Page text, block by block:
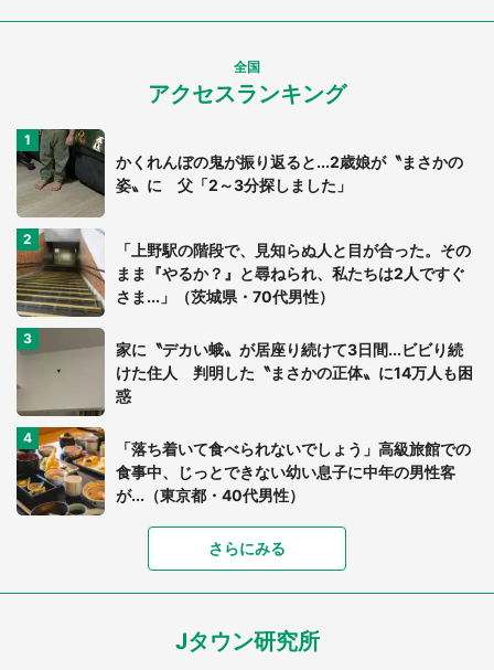
全国
アクセスランキング
かくれんぼの鬼が振り返ると...2歳娘が〝まさかの
姿〟に 父「2～3分探しました」
「上野駅の階段で、見知らぬ人と目が合った。その
まま『やるか？』と尋ねられ、私たちは2人ですぐ
さま...」（茨城県・70代男性）
家に〝デカい蛾〟が居座り続けて3日間...ビビり続
けた住人 判明した〝まさかの正体〟に14万人も困
惑
「落ち着いて食べられないでしょう」高級旅館での
食事中、じっとできない幼い息子に中年の男性客
が...（東京都・40代男性）
「富豪すぎ」1歳息子の〝店頭駄々こね〟の内容に1.
7万人驚がく 「お菓子売り場ならまだしも...」「ハ
ードル高い」
「閉所恐怖症の私は新幹線で大パニック。隣席の青
さらにみる
Jタウン研究所